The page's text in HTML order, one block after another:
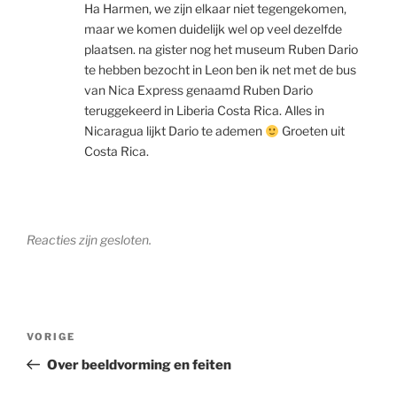
Ha Harmen, we zijn elkaar niet tegengekomen,
maar we komen duidelijk wel op veel dezelfde
plaatsen. na gister nog het museum Ruben Dario
te hebben bezocht in Leon ben ik net met de bus
van Nica Express genaamd Ruben Dario
teruggekeerd in Liberia Costa Rica. Alles in
Nicaragua lijkt Dario te ademen
Groeten uit
Costa Rica.
Reacties zijn gesloten.
Vorig
bericht
VORIGE
Over beeldvorming en feiten